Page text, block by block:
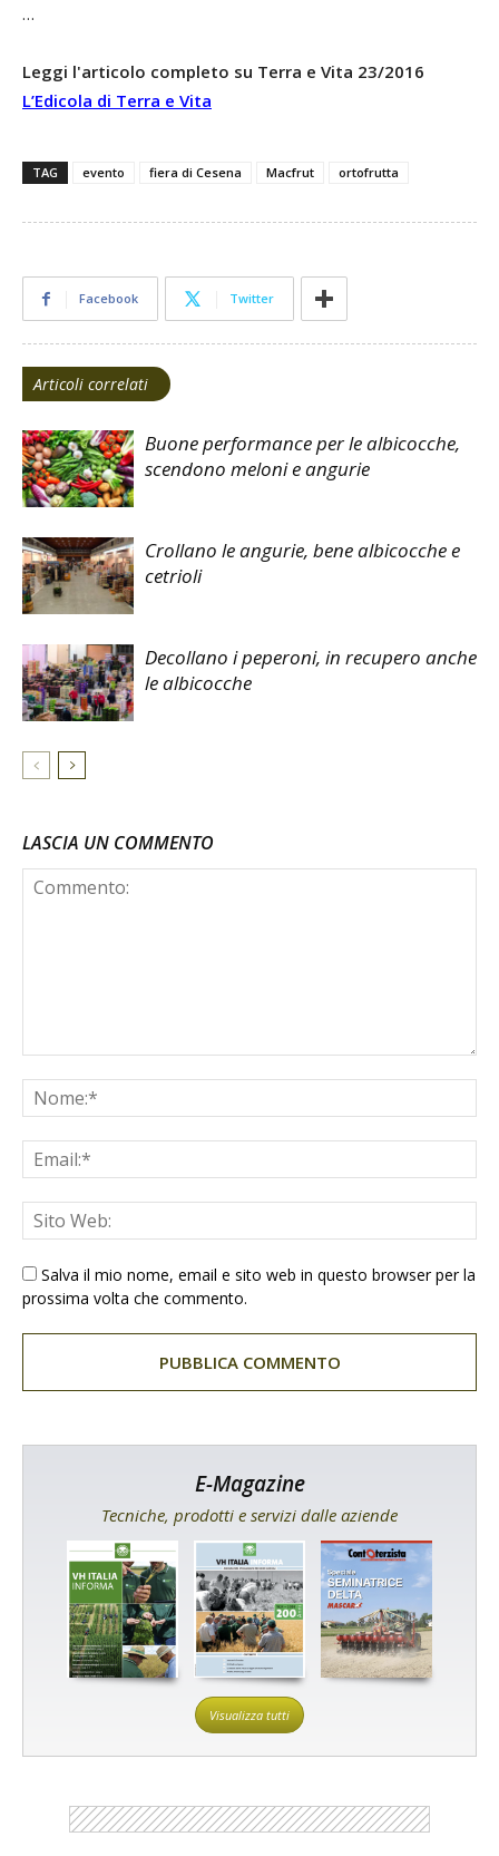
…
Leggi l'articolo completo su Terra e Vita 23/2016
L’Edicola di Terra e Vita
TAG evento fiera di Cesena Macfrut ortofrutta
Facebook Twitter
Articoli correlati
Buone performance per le albicocche,
scendono meloni e angurie
Crollano le angurie, bene albicocche e
cetrioli
Decollano i peperoni, in recupero anche
le albicocche
LASCIA UN COMMENTO
Salva il mio nome, email e sito web in questo browser per la
prossima volta che commento.
E-Magazine
Tecniche, prodotti e servizi dalle aziende
Visualizza tutti